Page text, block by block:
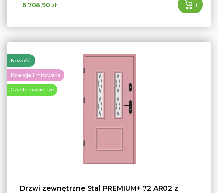
6 708,90 zł +
Nowość!
Kolekcja limitowana
Czyste powietrze
Drzwi zewnętrzne Stal PREMIUM+ 72 AR02 z